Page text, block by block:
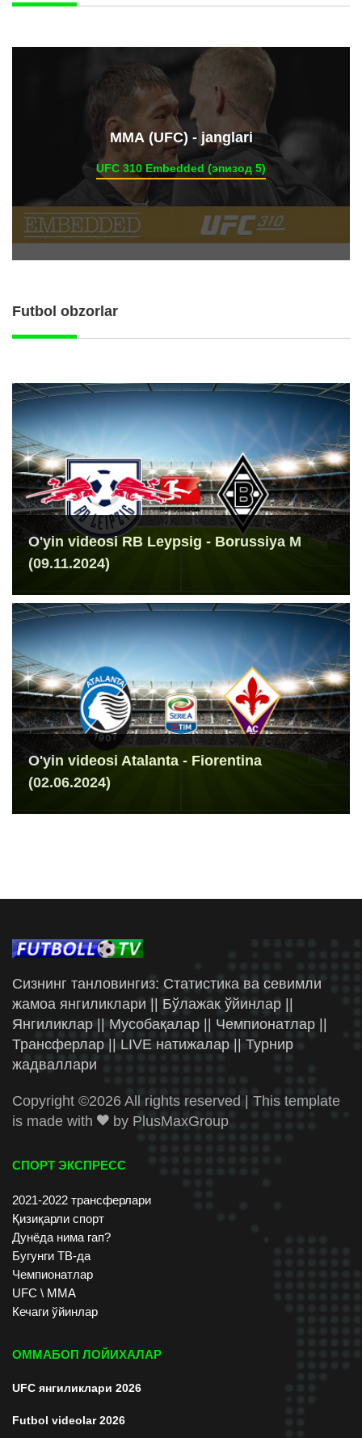
ММА (UFC) - janglari
UFC 310 Embedded (эпизод 5)
Futbol obzorlar
O'yin videosi RB Leypsig - Borussiya M
(09.11.2024)
O'yin videosi Atalanta - Fiorentina
(02.06.2024)
Сизнинг танловингиз: Статистика ва севимли
жамоа янгиликлари || Бўлажак ўйинлар ||
Янгиликлар || Мусобақалар || Чемпионатлар ||
Трансферлар || LIVE натижалар || Турнир
жадваллари
Copyright ©2026 All rights reserved | This template
is made with
by PlusMaxGroup
СПОРТ ЭКСПРЕСС
2021-2022 трансферлари
Қизиқарли спорт
Дунёда нима гап?
Бугунги ТВ-да
Чемпионатлар
UFC \ ММА
Кечаги ўйинлар
ОММАБОП ЛОЙИХАЛАР
UFC янгиликлари 2026
Futbol videolar 2026